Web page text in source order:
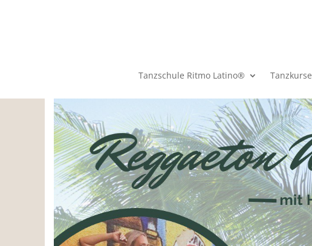
Tanzschule Ritmo Latino® Tanzkurse